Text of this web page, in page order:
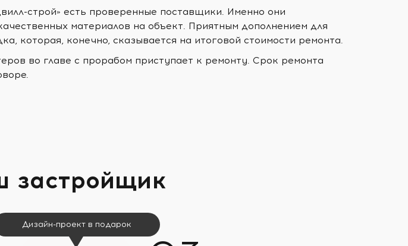
строй» есть проверенные поставщики. Именно они
материалов на объект. Приятным дополнением для
которая, конечно, сказывается на итоговой стоимости ремонта.
во главе с прорабом приступает к ремонту. Срок ремонта
застройщик
Дизайн-проект в подарок